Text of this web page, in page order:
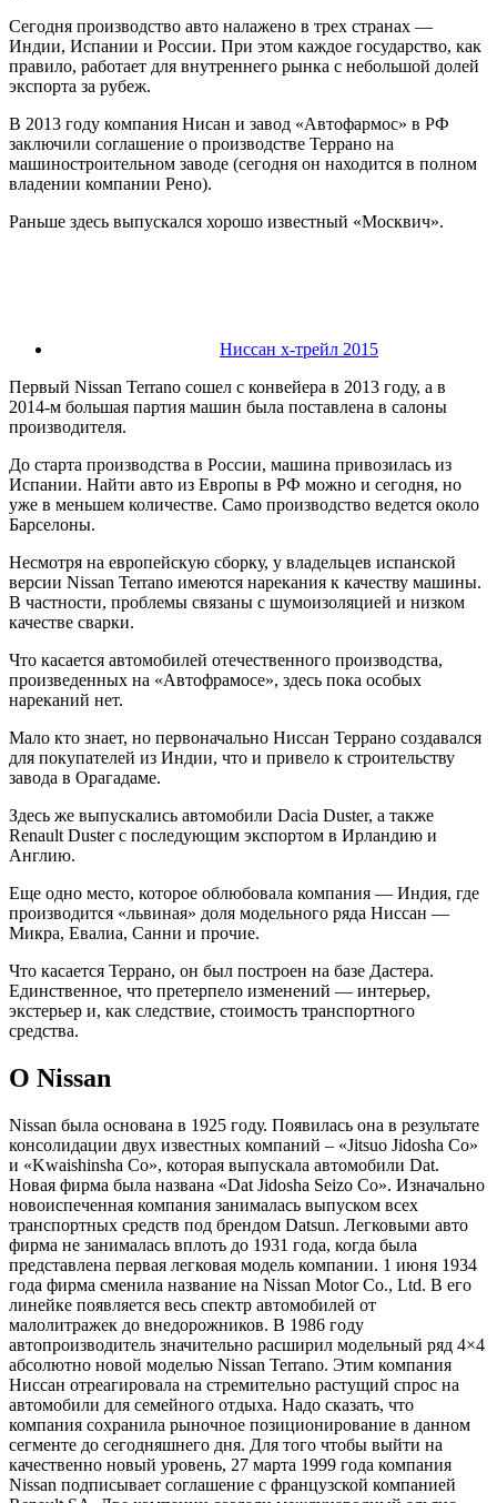
Сегодня производство авто налажено в трех странах —
Индии, Испании и России. При этом каждое государство, как
правило, работает для внутреннего рынка с небольшой долей
экспорта за рубеж.
В 2013 году компания Нисан и завод «Автофармос» в РФ
заключили соглашение о производстве Террано на
машиностроительном заводе (сегодня он находится в полном
владении компании Рено).
Раньше здесь выпускался хорошо известный «Москвич».
Ниссан х-трейл 2015
Первый Nissan Terrano сошел с конвейера в 2013 году, а в
2014-м большая партия машин была поставлена в салоны
производителя.
До старта производства в России, машина привозилась из
Испании. Найти авто из Европы в РФ можно и сегодня, но
уже в меньшем количестве. Само производство ведется около
Барселоны.
Несмотря на европейскую сборку, у владельцев испанской
версии Nissan Terrano имеются нарекания к качеству машины.
В частности, проблемы связаны с шумоизоляцией и низком
качестве сварки.
Что касается автомобилей отечественного производства,
произведенных на «Автофрамосе», здесь пока особых
нареканий нет.
Мало кто знает, но первоначально Ниссан Террано создавался
для покупателей из Индии, что и привело к строительству
завода в Орагадаме.
Здесь же выпускались автомобили Dacia Duster, а также
Renault Duster с последующим экспортом в Ирландию и
Англию.
Еще одно место, которое облюбовала компания — Индия, где
производится «львиная» доля модельного ряда Ниссан —
Микра, Евалиа, Санни и прочие.
Что касается Террано, он был построен на базе Дастера.
Единственное, что претерпело изменений — интерьер,
экстерьер и, как следствие, стоимость транспортного
средства.
О Nissan
Nissan была основана в 1925 году. Появилась она в результате
консолидации двух известных компаний – «Jitsuo Jidosha Co»
и «Kwaishinsha Co», которая выпускала автомобили Dat.
Новая фирма была названа «Dat Jidosha Seizo Co». Изначально
новоиспеченная компания занималась выпуском всех
транспортных средств под брендом Datsun. Легковыми авто
фирма не занималась вплоть до 1931 года, когда была
представлена первая легковая модель компании. 1 июня 1934
года фирма сменила название на Nissan Motor Co., Ltd. В его
линейке появляется весь спектр автомобилей от
малолитражек до внедорожников. В 1986 году
автопроизводитель значительно расширил модельный ряд 4×4
абсолютно новой моделью Nissan Terrano. Этим компания
Ниссан отреагировала на стремительно растущий спрос на
автомобили для семейного отдыха. Надо сказать, что
компания сохранила рыночное позиционирование в данном
сегменте до сегодняшнего дня. Для того чтобы выйти на
качественно новый уровень, 27 марта 1999 года компания
Nissan подписывает соглашение с французской компанией